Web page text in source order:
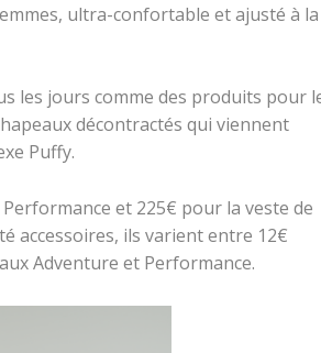
ultra-confortable et ajusté à la
les jours comme des produits pour
décontractés qui viennent
Puffy.
et 225€ pour la veste de
accessoires, ils varient entre 12€
Adventure et Performance.